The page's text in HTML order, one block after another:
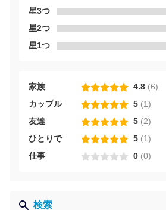
星3つ
星2つ
星1つ
家族 4.8 (6)
カップル
5 (1)
友達
5 (2)
ひとりで
5 (1)
仕事
0 (0)
検索